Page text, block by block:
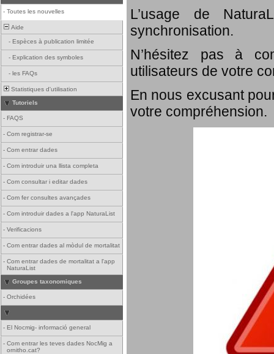
- Toutes les nouvelles
Aide
- Espèces à publication limitée
- Explication des symboles
- les FAQs
Statistiques d'utilisation
Tutoriels
- FAQS
- Com registrar-se
- Com entrar dades
- Com introduir una llista completa
- Com consultar i editar dades
- Com fer consultes avançades
- Com introduir dades a l'app NaturaList
- Verificacions
- Com entrar dades al mòdul de mortalitat
- Com entrar dades de mortalitat a l'app
NaturaList
Groupes taxonomiques
- Orchidées
- El Nocmig- informació general
- Com entrar les teves dades NocMig a
ornitho.cat?
L’usage de
synchronisation.
N’hésitez pas à
utilisateurs de votre
En nous excusant
votre compréhension.